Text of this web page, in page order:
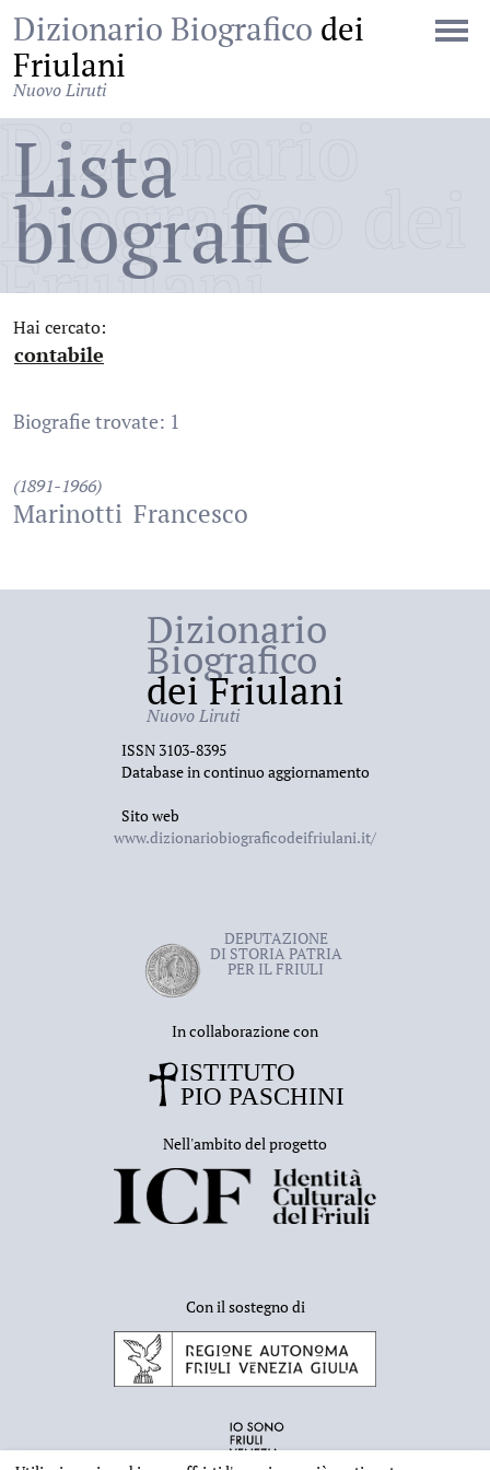
Dizionario Biografico dei
Friulani
Nuovo Liruti
Dizionario
Biografico dei
Friulani
Lista
biografie
Hai cercato:
contabile
Biografie trovate: 1
(1891-1966)
Marinotti Francesco
Dizionario
Biografico
dei Friulani
Nuovo Liruti
ISSN 3103-8395
Database in continuo aggiornamento
Sito web
www.dizionariobiograficodeifriulani.it/
DEPUTAZIONE
DI STORIA PATRIA
PER IL FRIULI
In collaborazione con
Nell'ambito del progetto
Con il sostegno di